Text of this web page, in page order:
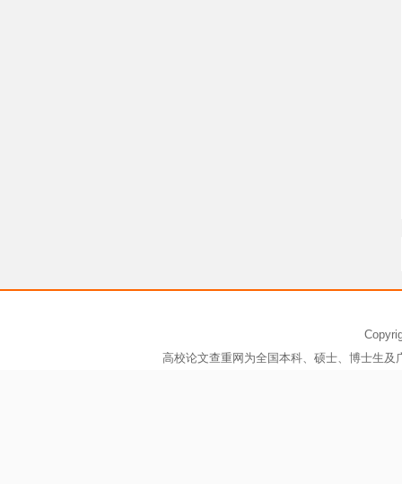
高校论文查重网为全国本科、硕士、博士生